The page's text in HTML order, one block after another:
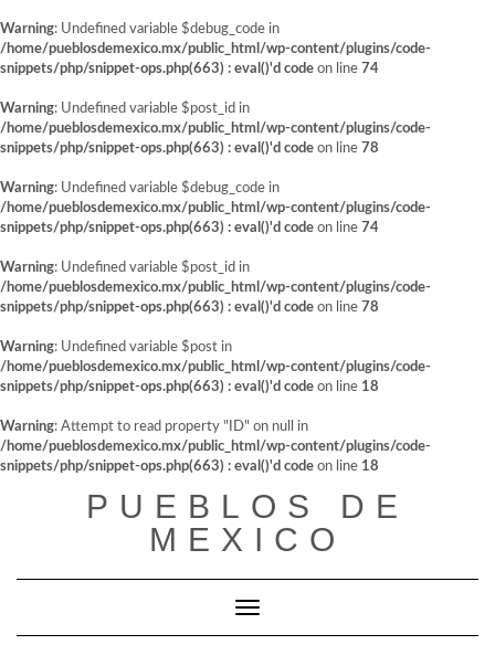
Warning: Undefined variable $debug_code in
/home/pueblosdemexico.mx/public_html/wp-content/plugins/code-
snippets/php/snippet-ops.php(663) : eval()'d code on line 74
Warning: Undefined variable $post_id in
/home/pueblosdemexico.mx/public_html/wp-content/plugins/code-
snippets/php/snippet-ops.php(663) : eval()'d code on line 78
Warning: Undefined variable $debug_code in
/home/pueblosdemexico.mx/public_html/wp-content/plugins/code-
snippets/php/snippet-ops.php(663) : eval()'d code on line 74
Warning: Undefined variable $post_id in
/home/pueblosdemexico.mx/public_html/wp-content/plugins/code-
snippets/php/snippet-ops.php(663) : eval()'d code on line 78
Warning: Undefined variable $post in
/home/pueblosdemexico.mx/public_html/wp-content/plugins/code-
snippets/php/snippet-ops.php(663) : eval()'d code on line 18
Warning: Attempt to read property "ID" on null in
/home/pueblosdemexico.mx/public_html/wp-content/plugins/code-
snippets/php/snippet-ops.php(663) : eval()'d code on line 18
PUEBLOS DE
MEXICO
Cambiar modo de navegación